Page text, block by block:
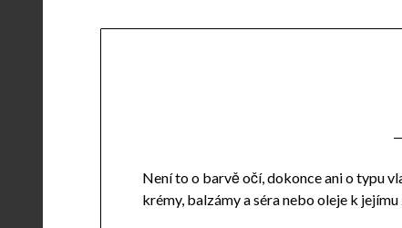
Není to o barvě očí, dokonce ani o typu
krémy, balzámy a séra nebo oleje k